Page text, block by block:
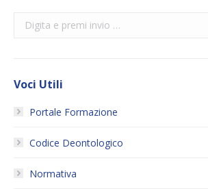
Search:
Voci Utili
Portale Formazione
Codice Deontologico
Normativa